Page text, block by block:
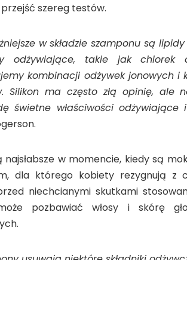
szereg testów.
w składzie szamponu są
odżywiające, takie jak chlorek
kombinacji odżywek jonowych i
Silikon ma często złą opinię, ale
świetne właściwości odżywiające
najsłabsze w momencie, kiedy są
dla którego kobiety rezygnują z
niechcianymi skutkami
pozbawiać włosy i skórę
usuwają niektóre składniki